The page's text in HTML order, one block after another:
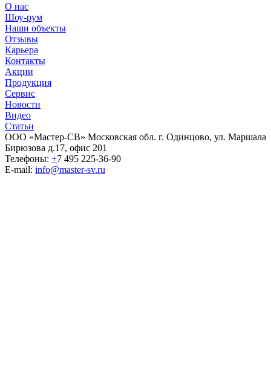
О нас
Шоу-рум
Наши объекты
Отзывы
Карьера
Контакты
Акции
Продукция
Сервис
Новости
Видео
Статьи
ООО «Мастер-СВ» Московская обл. г. Одинцово, ул. Маршала
Бирюзова д.17, офис 201
Телефоны: +7 495 225-36-90
E-mail: info@master-sv.ru